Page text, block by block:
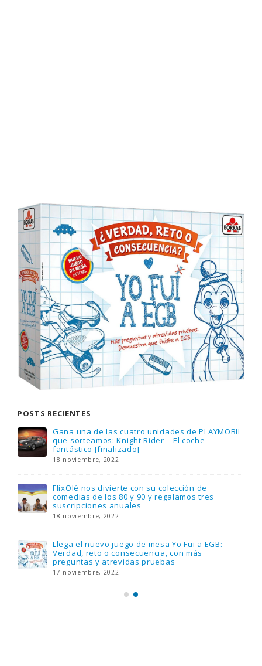
POSTS RECIENTES
Gana una de las cuatro unidades de PLAYMOBIL
que sorteamos: Knight Rider – El coche
fantástico [finalizado]
18 noviembre, 2022
FlixOlé nos divierte con su colección de
comedias de los 80 y 90 y regalamos tres
suscripciones anuales
18 noviembre, 2022
Llega el nuevo juego de mesa Yo Fui a EGB:
Verdad, reto o consecuencia, con más
preguntas y atrevidas pruebas
17 noviembre, 2022